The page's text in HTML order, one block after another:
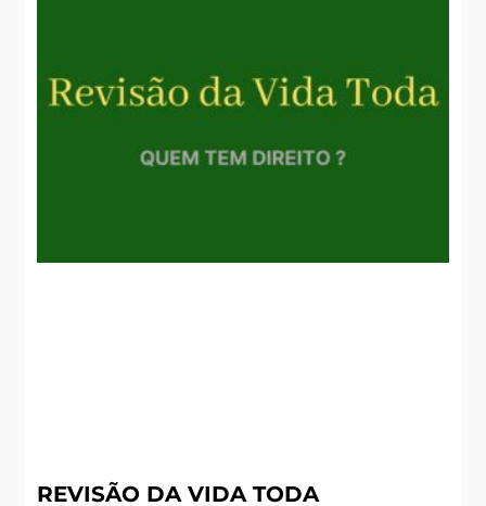
REVISÃO DA VIDA TODA